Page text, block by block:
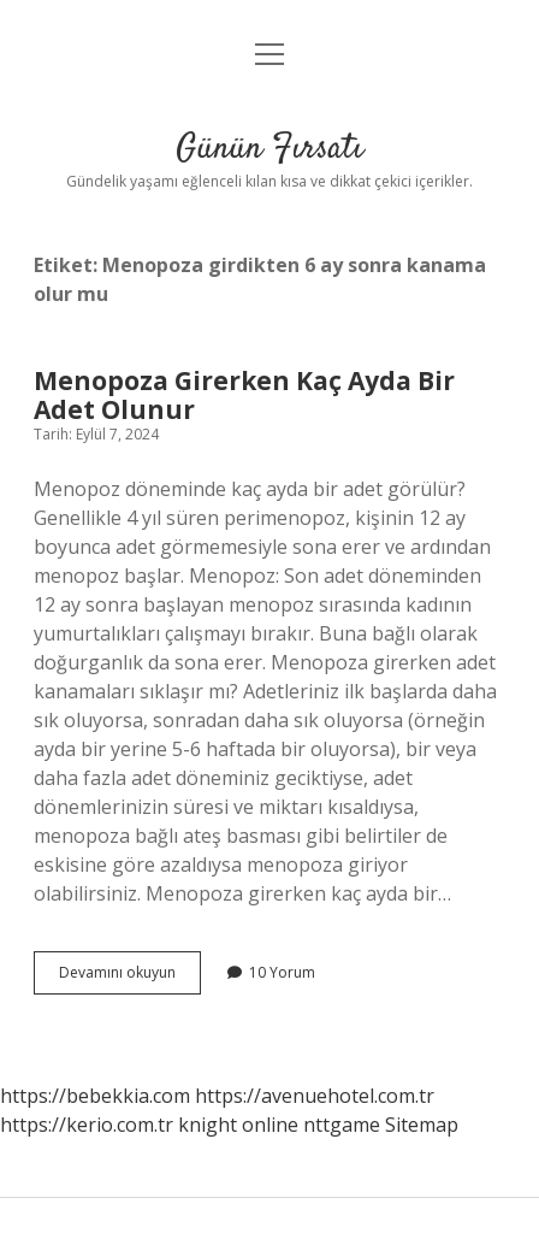
Anasayfa
Yasal Uyarı
menüyü
Günün Fırsatı
Gündelik yaşamı eğlenceli kılan kısa ve dikkat çekici içerikler.
Etiket: Menopoza girdikten 6 ay sonra kanama
olur mu
Menopoza Girerken Kaç Ayda Bir
Adet Olunur
Tarih: Eylül 7, 2024
Menopoz döneminde kaç ayda bir adet görülür?
Genellikle 4 yıl süren perimenopoz, kişinin 12 ay
boyunca adet görmemesiyle sona erer ve ardından
menopoz başlar. Menopoz: Son adet döneminden
12 ay sonra başlayan menopoz sırasında kadının
yumurtalıkları çalışmayı bırakır. Buna bağlı olarak
doğurganlık da sona erer. Menopoza girerken adet
kanamaları sıklaşır mı? Adetleriniz ilk başlarda daha
sık oluyorsa, sonradan daha sık oluyorsa (örneğin
ayda bir yerine 5-6 haftada bir oluyorsa), bir veya
daha fazla adet döneminiz geciktiyse, adet
dönemlerinizin süresi ve miktarı kısaldıysa,
menopoza bağlı ateş basması gibi belirtiler de
eskisine göre azaldıysa menopoza giriyor
olabilirsiniz. Menopoza girerken kaç ayda bir…
Devamını okuyun Menopoza
Girerken
Olunur
10 Yorum
https://bebekkia.com https://avenuehotel.com.tr
https://kerio.com.tr knight online nttgame Sitemap